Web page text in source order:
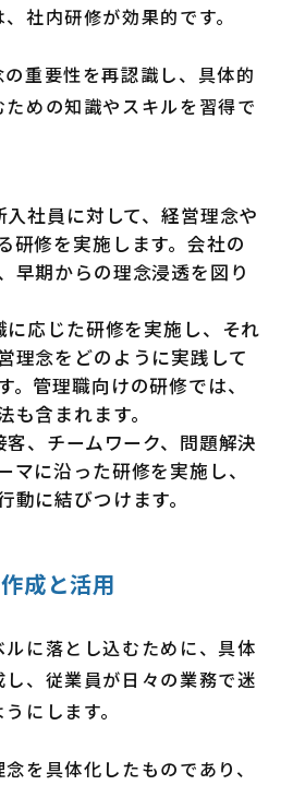
社内研修が効果的です。
重要性を再認識し、具体的
めの知識やスキルを習得で
入社員に対して、経営理念や
研修を実施します。会社の
早期からの理念浸透を図り
に応じた研修を実施し、それ
理念をどのように実践して
。管理職向けの研修では、
も含まれます。
客、チームワーク、問題解決
マに沿った研修を実施し、
動に結びつけます。
成と活用
に落とし込むために、具体
、従業員が日々の業務で迷
にします。
を具体化したものであり、